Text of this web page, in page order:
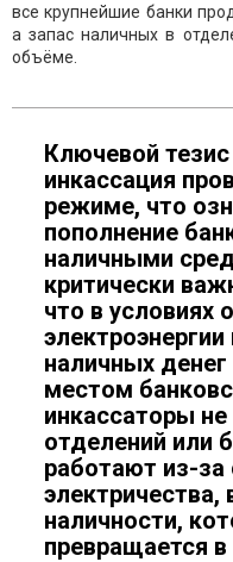
все крупнейшие банки
а запас наличных в
объёме.
Ключевой
инкассация
режиме, что
пополнение
наличными
критически
что в условиях
наличных
местом
инкассаторы
отделений или
работают из-за
электричества,
наличности,
превращается